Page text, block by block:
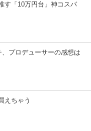
す「10万円台」神コスパ
、プロデューサーの感想は
えちゃう